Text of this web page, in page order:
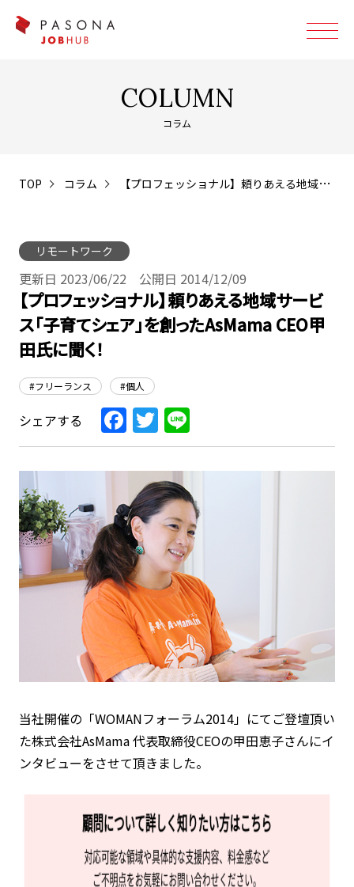
COLUMN
コラム
TOP コラム 【プロフェッショナル】頼りあえる地域サービス「子育てシェア」を創ったAsMama CEO甲田氏に聞く！
リモートワーク
更新日 2023/06/22 公開日 2014/12/09
【プロフェッショナル】頼りあえる地域サービ
ス「子育てシェア」を創ったAsMama CEO甲
田氏に聞く！
#フリーランス #個人
シェアする Facebook
Twitter
Line
当社開催の「WOMANフォーラム2014」にてご登壇頂い
た株式会社AsMama 代表取締役CEOの甲田恵子さんにイ
ンタビューをさせて頂きました。